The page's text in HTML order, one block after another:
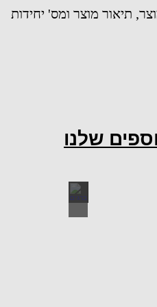
תיאור מוצר ומס' יחידות
שלנו
ברגים